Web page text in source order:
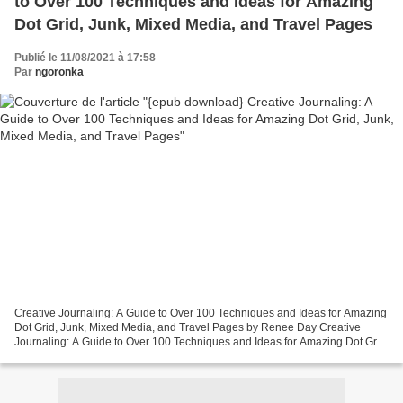
Dot Grid, Junk, Mixed Media, and Travel Pages
Publié le 11/08/2021 à 17:58
Par ngoronka
Creative Journaling: A Guide to Over 100 Techniques and Ideas for Amazing
Dot Grid, Junk, Mixed Media, and Travel Pages by Renee Day Creative
Journaling: A Guide to Over 100 Techniques and Ideas for Amazing Dot Grid,